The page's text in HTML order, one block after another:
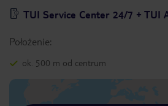
TUI Service Center 24/7 + TUI
Położenie:
ok. 500 m od centrum